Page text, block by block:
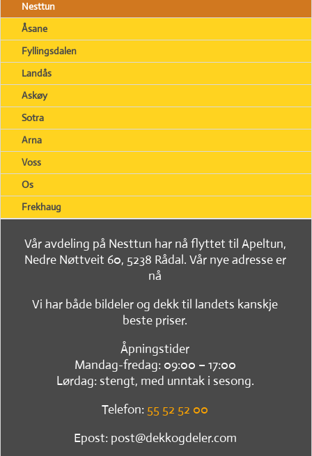
Nesttun
Åsane
Fyllingsdalen
Landås
Askøy
Sotra
Arna
Voss
Os
Frekhaug
Vår avdeling på Nesttun har nå flyttet til Apeltun,
Nedre Nøttveit 60, 5238 Rådal. Vår nye adresse er
nå
Vi har både bildeler og dekk til landets kanskje
beste priser.
Åpningstider
Mandag-fredag: 09:00 – 17:00
Lørdag: stengt, med unntak i sesong.
Telefon: 55 52 52 00
Epost: post@dekkogdeler.com